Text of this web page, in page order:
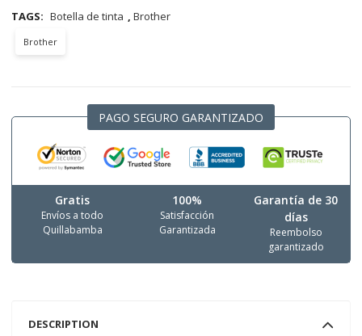
TAGS: Botella de tinta ,Brother
Brother
PAGO SEGURO GARANTIZADO
Gratis
Envíos a todo
Quillabamba
100%
Satisfacción
Garantizada
Garantía de 30
días
Reembolso
garantizado
DESCRIPTION